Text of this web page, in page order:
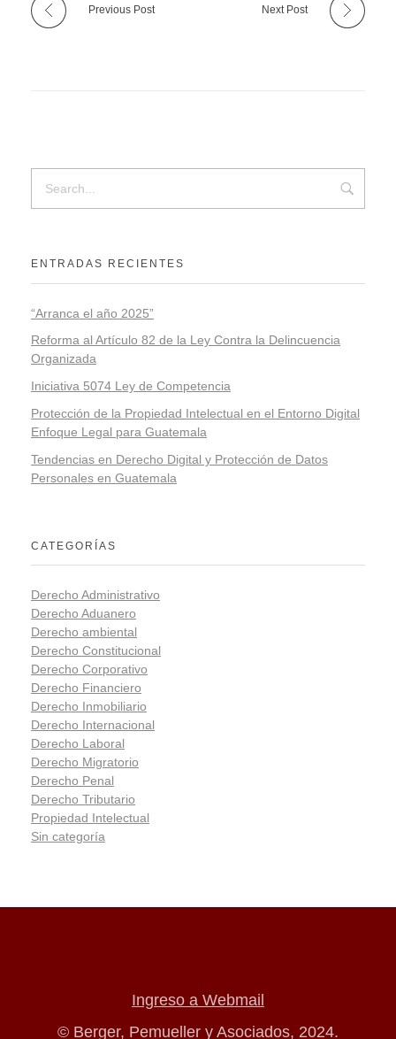
Previous Post Next Post
ENTRADAS RECIENTES
“Arranca el año 2025”
Reforma al Artículo 82 de la Ley Contra la Delincuencia
Organizada
Iniciativa 5074 Ley de Competencia
Protección de la Propiedad Intelectual en el Entorno Digital
Enfoque Legal para Guatemala
Tendencias en Derecho Digital y Protección de Datos
Personales en Guatemala
CATEGORÍAS
Derecho Administrativo
Derecho Aduanero
Derecho ambiental
Derecho Constitucional
Derecho Corporativo
Derecho Financiero
Derecho Inmobiliario
Derecho Internacional
Derecho Laboral
Derecho Migratorio
Derecho Penal
Derecho Tributario
Propiedad Intelectual
Sin categoría
Ingreso a Webmail
© Berger, Pemueller y Asociados, 2024.